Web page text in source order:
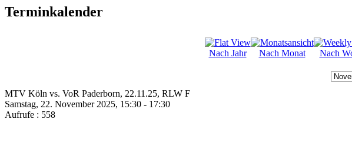
Terminkalender
Nach Jahr Nach Monat Nach
MTV Köln vs. VoR Paderborn, 22.11.25, RLW F
Samstag, 22. November 2025, 15:30 - 17:30
Aufrufe : 558